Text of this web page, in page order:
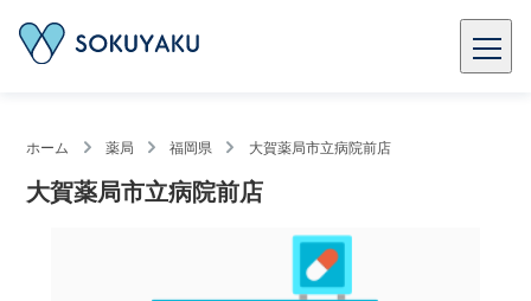
ホーム 薬局 福岡県 大賀薬局市立病院前店
大賀薬局市立病院前店